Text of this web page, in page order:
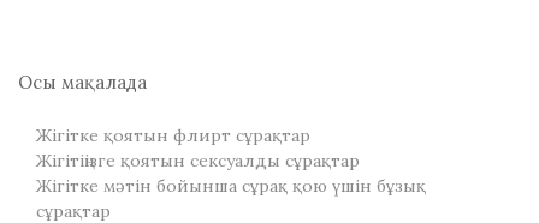
Осы мақалада
Жігітке қоятын флирт сұрақтар
Жігітіңізге қоятын сексуалды сұрақтар
Жігітке мәтін бойынша сұрақ қою үшін бұзық
сұрақтар